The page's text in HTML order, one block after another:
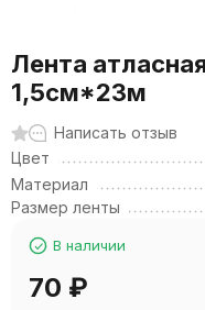
Лента
1,5см*23м
Написать отзыв
Цвет
Материал
Размер ленты
В наличии
70 ₽